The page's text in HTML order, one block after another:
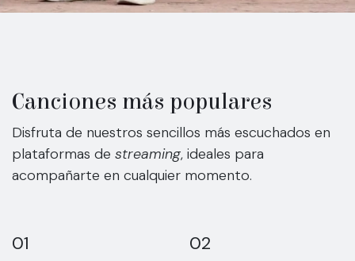
Canciones más populares
Disfruta de nuestros sencillos más escuchados en
plataformas de streaming, ideales para
acompañarte en cualquier momento.
01 02